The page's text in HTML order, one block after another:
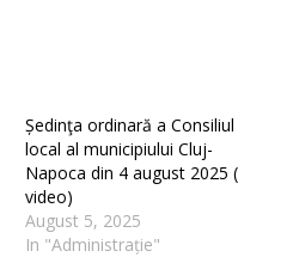
Ședinţa ordinară a Consiliul
local al municipiului Cluj-
Napoca din 4 august 2025 (
video)
August 5, 2025
In "Administrație"